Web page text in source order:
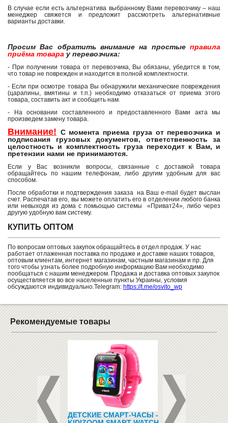
В случае если есть альтернатива выбранному Вами перевозчику – наш
менеджер свяжется и предложит рассмотреть альтернативные
варианты доставки.
Просим Вас обратить внимание на простые правила
приёма товара у перевозчика:
- При получении товара от перевозчика, Вы обязаны, убедится в том,
что товар не поврежден и находится в полной комплектности.
- Если при осмотре товара Вы обнаружили механические повреждения
(царапины, вмятины и т.п.) необходимо отказаться от приема этого
товара, составить акт и сообщить нам.
- На основании составленного и предоставленного Вами акта мы
произведем замену товара.
Внимание! С момента приема груза от перевозчика и
подписания грузовых документов, ответственность за
целостность и комплектность груза переходит к Вам, и
претензии нами не принимаются.
Если у Вас возникли вопросы, связанные с доставкой товара
обращайтесь по нашим телефонам, либо другим удобным для вас
способом.
После обработки и подтверждения заказа на Ваш e-mail будет выслан
счет. Распечатав его, вы можете оплатить его в отделении любого банка
или невыходя из дома с помьощью системы «Приват24», либо через
другую удобную вам систему.
КУПИТЬ ОПТОМ
По вопросам оптовых закупок обращайтесь в отдел продаж. У нас
работает отлаженная поставка по продаже и доставке наших товаров,
оптовым клиентам, интернет магазинам, частным магазинам и пр. Для
того чтобы узнать более подробную информацию Вам необходимо
пообщаться с нашим менеджером. Продажа и доставка оптовых закупок
осуществляется во все населенные пункты Украины, условия
обсуждаются индивидуально.Telegram: https://t.me/osvito_wp
Рекомендуемые товары
100 ШТ.,
ДЕТСКИЕ СМАРТ-ЧАСЫ -
НАБОР